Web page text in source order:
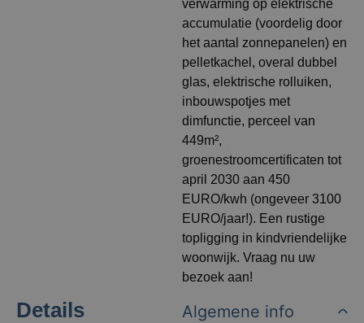
verwarming op elektrische
accumulatie (voordelig door
het aantal zonnepanelen) en
pelletkachel, overal dubbel
glas, elektrische rolluiken,
inbouwspotjes met
dimfunctie, perceel van
449m²,
groenestroomcertificaten tot
april 2030 aan 450
EURO/kwh (ongeveer 3100
EURO/jaar!). Een rustige
topligging in kindvriendelijke
woonwijk. Vraag nu uw
bezoek aan!
Details Algemene info